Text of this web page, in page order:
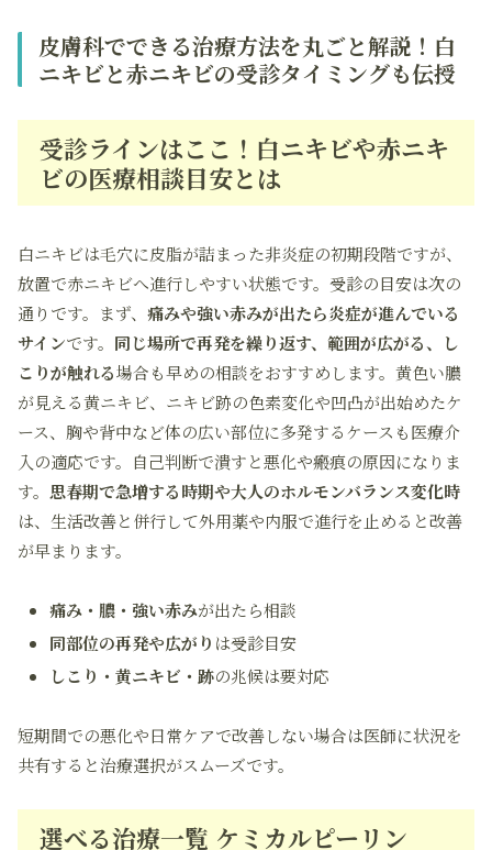
皮膚科でできる治療方法を丸ごと解説！白
ニキビと赤ニキビの受診タイミングも伝授
受診ラインはここ！白ニキビや赤ニキ
ビの医療相談目安とは
白ニキビは毛穴に皮脂が詰まった非炎症の初期段階ですが、
放置で赤ニキビへ進行しやすい状態です。受診の目安は次の
通りです。まず、 痛みや強い赤みが出たら炎症が進んでいる
サインです。 同じ場所で再発を繰り返す、範囲が広がる、し
こりが触れる場合も早めの相談をおすすめします。黄色い膿
が見える黄ニキビ、ニキビ跡の色素変化や凹凸が出始めたケ
ース、胸や背中など体の広い部位に多発するケースも医療介
入の適応です。自己判断で潰すと悪化や瘢痕の原因になりま
す。 思春期で急増する時期や大人のホルモンバランス変化時
は、生活改善と併行して外用薬や内服で進行を止めると改善
が早まります。
痛み・膿・強い赤みが出たら相談
同部位の再発や広がり は受診目安
しこり・黄ニキビ・跡の兆候は要対応
短期間での悪化や日常ケアで改善しない場合は医師に状況を
共有すると治療選択がスムーズです。
選べる治療一覧 ケミカルピーリン